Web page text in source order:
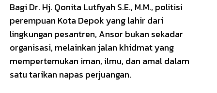
Bagi Dr. Hj. Qonita Lutfiyah S.E., M.M., politisi
perempuan Kota Depok yang lahir dari
lingkungan pesantren, Ansor bukan sekadar
organisasi, melainkan jalan khidmat yang
mempertemukan iman, ilmu, dan amal dalam
satu tarikan napas perjuangan.